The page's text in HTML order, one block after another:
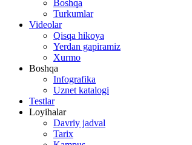
Boshqa
Turkumlar
Videolar
Qisqa hikoya
Yerdan gapiramiz
Xurmo
Boshqa
Infografika
Uznet katalogi
Testlar
Loyihalar
Davriy jadval
Tarix